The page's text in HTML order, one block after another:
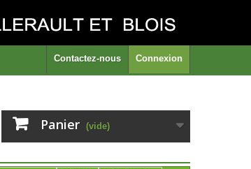
Connexion
Contactez-nous
Panier (vide)